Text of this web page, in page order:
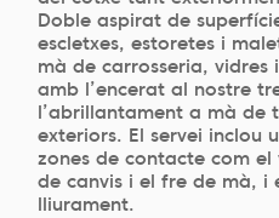
Doble aspirat de
escletxes, estoretes i
mà de carrosseria, vidres
amb l’encerat al nostre
l’abrillantament a mà de
exteriors. El servei inclou
zones de contacte com
de canvis i el fre de mà, i
lliurament.